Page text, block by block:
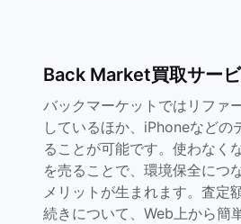
Back Market買取サー
バックマーケットではリファ
しているほか、iPhoneなどの
ることが可能です。使わなく
を売ることで、環境保全につ
メリットが生まれます。査定
続きについて、Web上から簡